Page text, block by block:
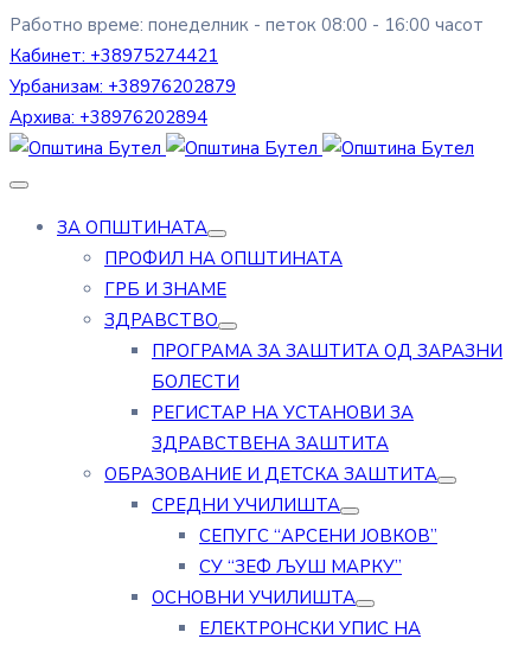
Работно време: понеделник - петок 08:00 - 16:00 часот
Кабинет: +38975274421
Урбанизам: +38976202879
Архива: +38976202894
ЗА ОПШТИНАТА
ПРОФИЛ НА ОПШТИНАТА
ГРБ И ЗНАМЕ
ЗДРАВСТВО
ПРОГРАМА ЗА ЗАШТИТА ОД ЗАРАЗНИ
БОЛЕСТИ
РЕГИСТАР НА УСТАНОВИ ЗА
ЗДРАВСТВЕНА ЗАШТИТА
ОБРАЗОВАНИЕ И ДЕТСКА ЗАШТИТА
СРЕДНИ УЧИЛИШТА
СЕПУГС “АРСЕНИ ЈОВКОВ”
СУ “ЗЕФ ЉУШ МАРКУ”
ОСНОВНИ УЧИЛИШТА
ЕЛЕКТРОНСКИ УПИС НА